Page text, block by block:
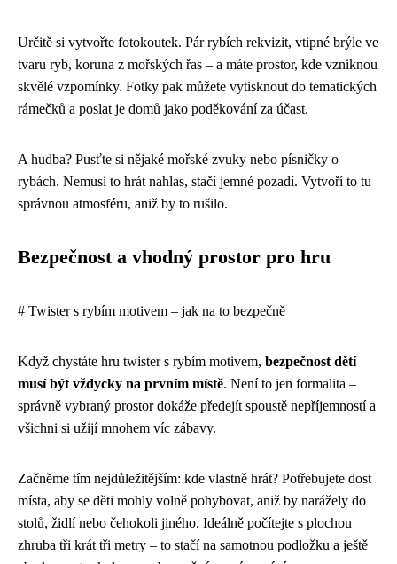
Určitě si vytvořte fotokoutek. Pár rybích rekvizit, vtipné brýle ve
tvaru ryb, koruna z mořských řas – a máte prostor, kde vzniknou
skvělé vzpomínky. Fotky pak můžete vytisknout do tematických
rámečků a poslat je domů jako poděkování za účast.
A hudba? Pusťte si nějaké mořské zvuky nebo písničky o
rybách. Nemusí to hrát nahlas, stačí jemné pozadí. Vytvoří to tu
správnou atmosféru, aniž by to rušilo.
Bezpečnost a vhodný prostor pro hru
# Twister s rybím motivem – jak na to bezpečně
Když chystáte hru twister s rybím motivem, bezpečnost dětí
musí být vždycky na prvním místě. Není to jen formalita –
správně vybraný prostor dokáže předejít spoustě nepříjemností a
všichni si užijí mnohem víc zábavy.
Začněme tím nejdůležitějším: kde vlastně hrát? Potřebujete dost
místa, aby se děti mohly volně pohybovat, aniž by narážely do
stolů, židlí nebo čehokoli jiného. Ideálně počítejte s plochou
zhruba tři krát tři metry – to stačí na samotnou podložku a ještě